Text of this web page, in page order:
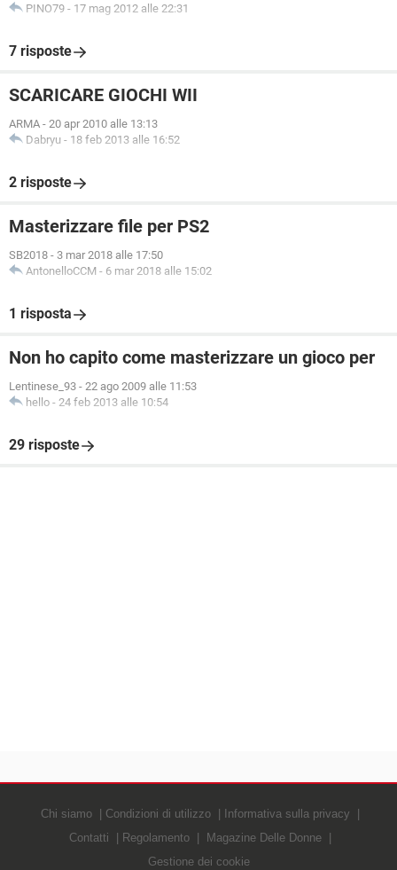
PINO79 - 17 mag 2012 alle 22:31
7 risposte
SCARICARE GIOCHI WII
ARMA - 20 apr 2010 alle 13:13
Dabryu - 18 feb 2013 alle 16:52
2 risposte
Masterizzare file per PS2
SB2018 - 3 mar 2018 alle 17:50
AntonelloCCM - 6 mar 2018 alle 15:02
1 risposta
Non ho capito come masterizzare un gioco per
Lentinese_93 - 22 ago 2009 alle 11:53
hello - 24 feb 2013 alle 10:54
29 risposte
Chi siamo Condizioni di utilizzo
Informativa sulla privacy
Contatti
Regolamento
Magazine Delle Donne
Gestione dei cookie